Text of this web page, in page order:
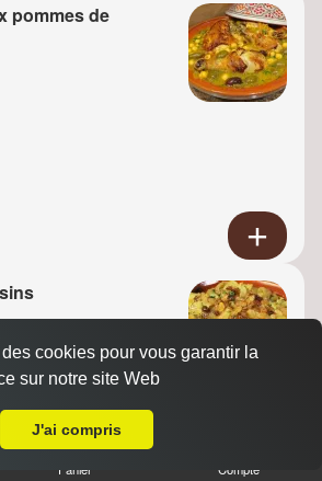
pommes de
Panier Compte
cookies pour vous garantir la
sur notre site Web
J'ai compris